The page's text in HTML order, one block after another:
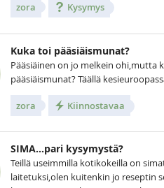
zora Kysymys
Kuka toi pääsiäismunat?
Pääsiäinen on jo melkein ohi,mutta
pääsiäismunat? Täällä
zora Kiinnostavaa
SIMA...pari kysymystä?
Teillä useimmilla kotikokeilla on
laitetuksi,olen kuitenkin jo reseptin